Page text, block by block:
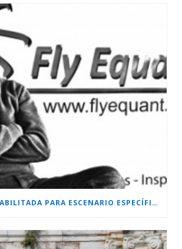
FLYEQUANT HABILITADA PARA ESCENARIO ESPECÍFICO.